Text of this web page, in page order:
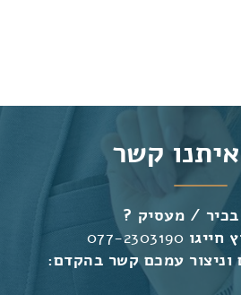
קשר
בכיר / מעסיק ?
חייגו 077-2303190
וניצור עמכם קשר בהקדם: